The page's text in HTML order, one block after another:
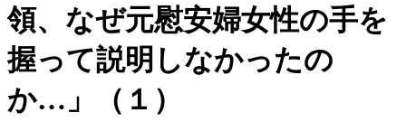
領、なぜ元慰安婦女性の手を
握って説明しなかったの
か…」（１）